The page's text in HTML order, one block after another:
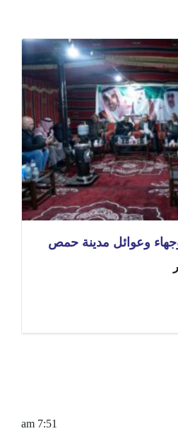
وعوائل مدينة حمص
7:51 am